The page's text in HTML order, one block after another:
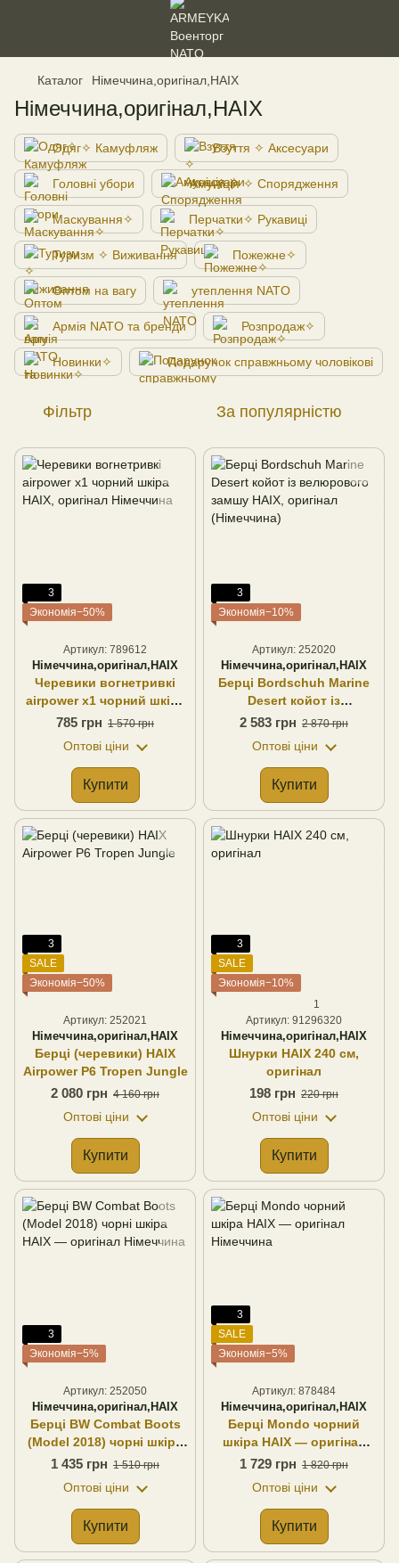
Каталог Німеччина,оригінал,HAIX
Німеччина,оригінал,HAIX
Одяг✧ Камуфляж Взуття ✧ Аксесуари
Головні убори Амуніція ✧ Спорядження
Маскування✧ Перчатки✧ Рукавиці
Туризм ✧ Виживання Пожежне✧
Оптом на вагу утеплення NATO
Армія NATO та бренди Розпродаж✧
Новинки✧ Подарунок справжньому чоловікові
Фільтр За популярністю
3
Экономія−50%
Артикул: 789612
Німеччина,оригінал,HAIX
Черевики вогнетривкі
airpower x1 чорний шкіра
HAIX, оригінал Німеччина
785 грн 1 570 грн
Оптові ціни
Купити
3
Экономія−10%
Артикул: 252020
Німеччина,оригінал,HAIX
Берці Bordschuh Marine
Desert койот із
велюрового замшу HAIX,
2 583 грн 2 870 грн
Оптові ціни
Купити
3
SALE
Экономія−50%
Артикул: 252021
Німеччина,оригінал,HAIX
Берці (черевики) HAIX
Airpower P6 Tropen Jungle
2 080 грн 4 160 грн
Оптові ціни
Купити
3
SALE
Экономія−10%
1
Артикул: 91296320
Німеччина,оригінал,HAIX
Шнурки HAIX 240 см,
оригінал
198 грн 220 грн
Оптові ціни
Купити
3
Экономія−5%
Артикул: 252050
Німеччина,оригінал,HAIX
Берці BW Combat Boots
(Model 2018) чорні шкіра
HAIX — оригінал
1 435 грн 1 510 грн
Оптові ціни
Купити
3
SALE
Экономія−5%
Артикул: 878484
Німеччина,оригінал,HAIX
Берці Mondo чорний
шкіра HAIX — оригінал
Німеччина
1 729 грн 1 820 грн
Оптові ціни
Купити